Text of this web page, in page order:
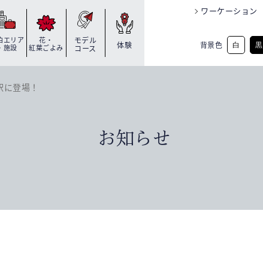
エリア
施設
花・
紅葉ごよみ
モデル
コース
体験
ワーケーション
背景色 白 黒
お知らせ
登場！